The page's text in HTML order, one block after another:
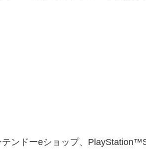
ンドーeショップ、